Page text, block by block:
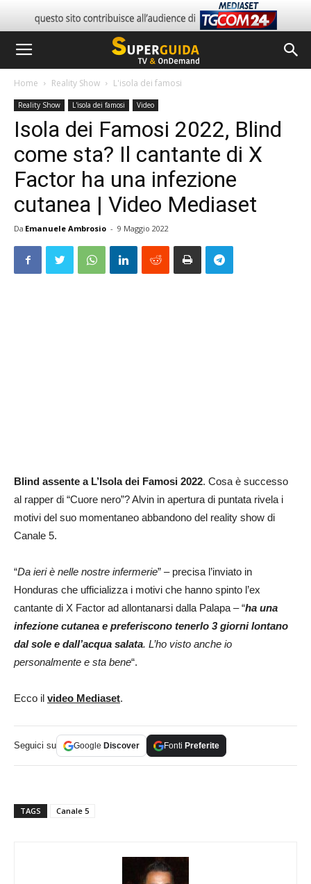
Home Reality Show L'isola dei famosi
Reality Show L'isola dei famosi Video
Isola dei Famosi 2022, Blind
come sta? Il cantante di X
Factor ha una infezione
cutanea | Video Mediaset
Da Emanuele Ambrosio - 9 Maggio 2022
Blind assente a L’Isola dei Famosi 2022. Cosa è successo
al rapper di “Cuore nero”? Alvin in apertura di puntata rivela i
motivi del suo momentaneo abbandono del reality show di
Canale 5.
“Da ieri è nelle nostre infermerie” – precisa l’inviato in
Honduras che ufficializza i motivi che hanno spinto l’ex
cantante di X Factor ad allontanarsi dalla Palapa – “ha una
infezione cutanea e preferiscono tenerlo 3 giorni lontano
dal sole e dall’acqua salata. L’ho visto anche io
personalmente e sta bene“.
Ecco il video Mediaset.
Seguici su Google Discover Fonti Preferite
TAGS Canale 5